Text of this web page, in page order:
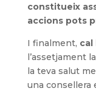
constitueix
accions pots
I finalment, cal
l’assetjament
la teva salut
una consellera